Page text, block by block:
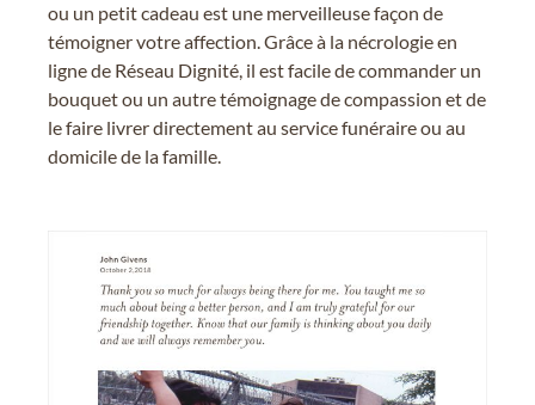
ou un petit cadeau est une merveilleuse façon de
témoigner votre affection. Grâce à la nécrologie en
ligne de Réseau Dignité, il est facile de commander un
bouquet ou un autre témoignage de compassion et de
le faire livrer directement au service funéraire ou au
domicile de la famille.